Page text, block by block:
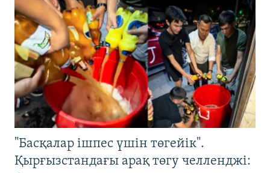
"Басқалар ішпес үшін төгейік".
Қырғызстандағы арақ төгу челленджі: